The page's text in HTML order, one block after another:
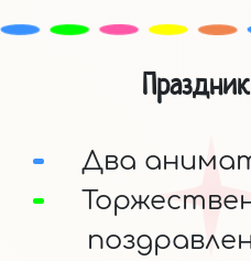
Два